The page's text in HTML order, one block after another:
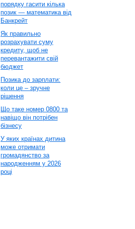
порядку гасити кілька
позик — математика від
Банкрейт
Як правильно
розрахувати суму
кредиту, щоб не
перевантажити свій
бюджет
Позика до зарплати:
коли це – зручне
рішення
Що таке номер 0800 та
навіщо він потрібен
бізнесу
У яких країнах дитина
може отримати
громадянство за
народженням у 2026
році